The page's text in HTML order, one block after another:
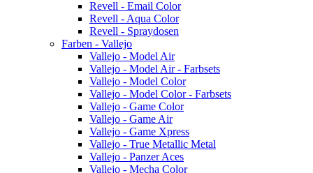
Revell - Email Color
Revell - Aqua Color
Revell - Spraydosen
Farben - Vallejo
Vallejo - Model Air
Vallejo - Model Air - Farbsets
Vallejo - Model Color
Vallejo - Model Color - Farbsets
Vallejo - Game Color
Vallejo - Game Air
Vallejo - Game Xpress
Vallejo - True Metallic Metal
Vallejo - Panzer Aces
Vallejo - Mecha Color